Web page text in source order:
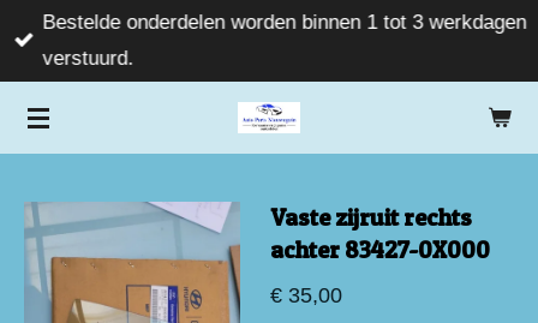
Ga
direct
de
Bestelde onderdelen worden binnen 1 tot 3 werkdagen
verstuurd.
Vaste zijruit rechts
achter 83427-0X000
€ 35,00